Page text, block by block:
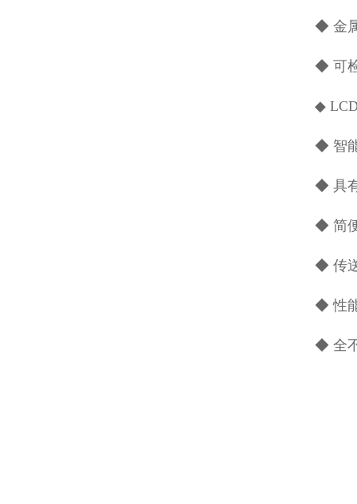
◆ 金
◆ 可
◆
◆ 智
◆ 具
◆ 简
◆ 传
◆ 性
◆ 全